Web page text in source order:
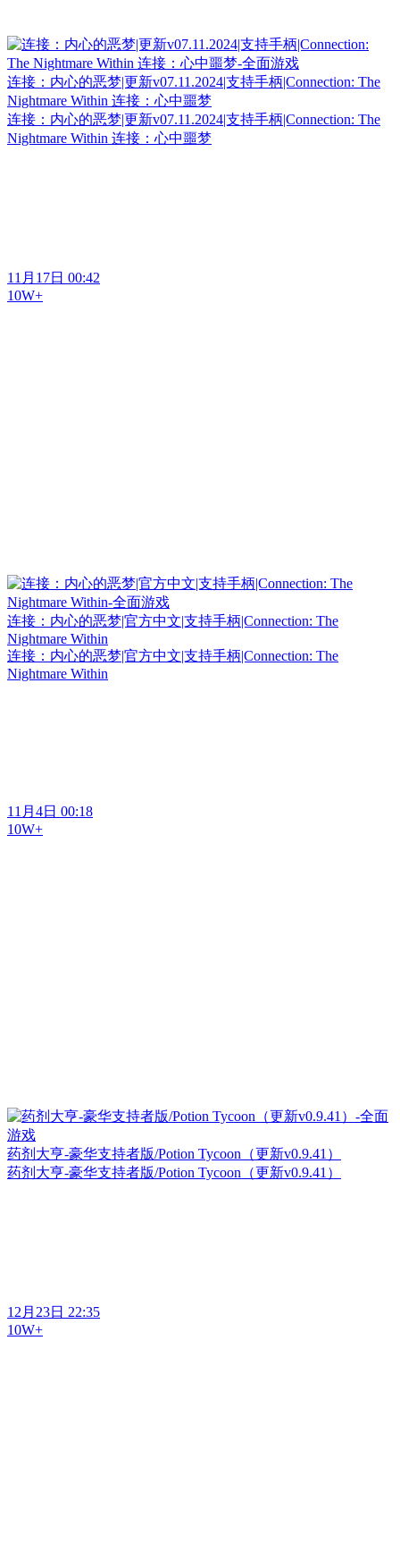
连接：内心的恶梦|更新v07.11.2024|支持手柄|Connection: The
Nightmare Within 连接：心中噩梦
连接：内心的恶梦|更新v07.11.2024|支持手柄|Connection: The
Nightmare Within 连接：心中噩梦
11月17日 00:42
10W+
连接：内心的恶梦|官方中文|支持手柄|Connection: The
Nightmare Within
连接：内心的恶梦|官方中文|支持手柄|Connection: The
Nightmare Within
11月4日 00:18
10W+
药剂大亨-豪华支持者版/Potion Tycoon（更新v0.9.41）
药剂大亨-豪华支持者版/Potion Tycoon（更新v0.9.41）
12月23日 22:35
10W+